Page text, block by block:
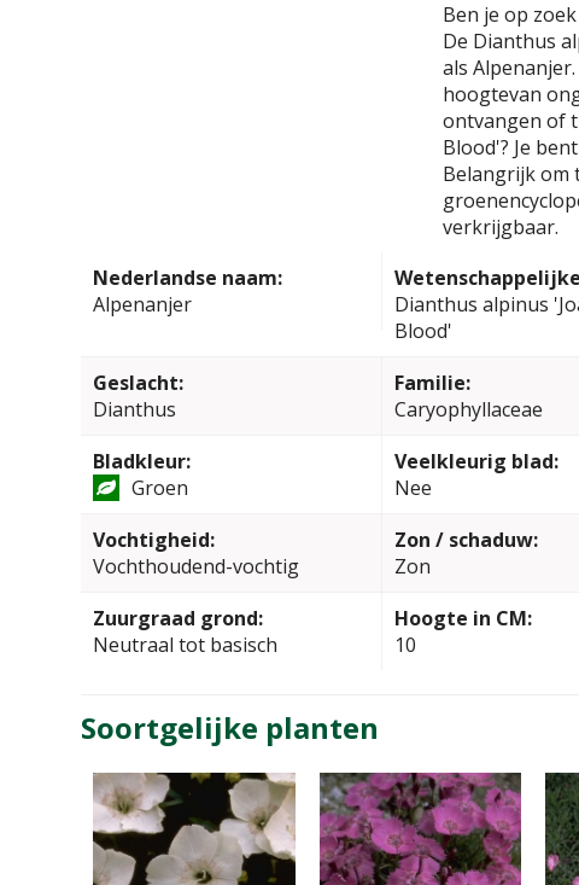
Ben je op
De Dianthus
als
hoogtevan
ontvangen of
Blood'? Je
Belangrijk om
verkrijgbaar.
Nederlandse naam:
Alpenanjer
Dianthus alpinus
Blood'
Geslacht:
Dianthus
Familie:
Caryophyllaceae
Bladkleur:
Groen
Veelkleurig blad:
Nee
Vochtigheid:
Vochthoudend-vochtig
Zon / schaduw:
Zon
Zuurgraad grond:
Neutraal tot basisch
Hoogte in CM:
10
Soortgelijke planten